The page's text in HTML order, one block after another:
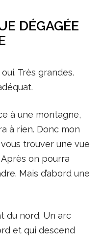
DÉGAGÉE
Très grandes.
à une montagne,
à rien. Donc mon
trouver une vue
on pourra
Mais d’abord une
du nord. Un arc
et qui descend